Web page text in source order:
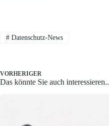
#Datenschutz-News
VORHERIGER
Das könnte Sie auch interessieren..